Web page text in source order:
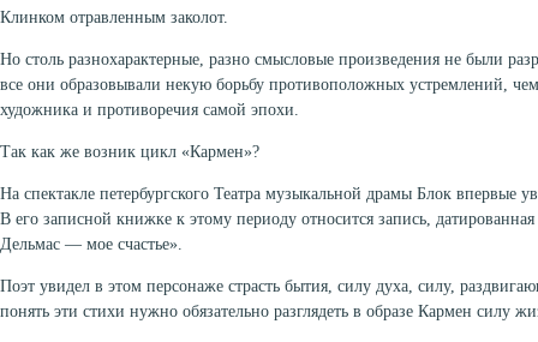
Клинком отравленным заколот.
Но столь разнохарактерные, разно смысловые произведения не были
все они образовывали некую борьбу противоположных устремлений,
художника и противоречия самой эпохи.
Так как же возник цикл «Кармен»?
На спектакле петербургского Театра музыкальной драмы Блок впервые
В его записной книжке к этому периоду относится запись,
Дельмас — мое счастье».
Поэт увидел в этом персонаже страсть бытия, силу духа, силу,
понять эти стихи нужно обязательно разглядеть в образе Кармен силу